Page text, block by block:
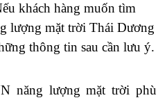
khách hàng muốn tìm
lượng mặt trời Thái Dương
thông tin sau cần lưu ý.
năng lượng mặt trời phù